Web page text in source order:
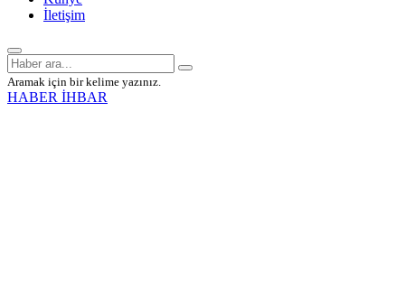
İletişim
Aramak için bir kelime yazınız.
HABER İHBAR